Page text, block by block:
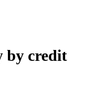
by credit